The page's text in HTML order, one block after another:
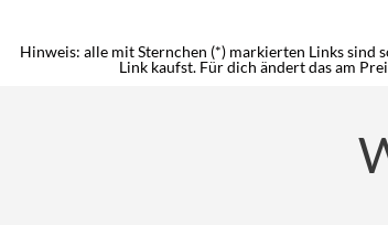
Hinweis: alle mit Sternchen (*) markierten Links sind
Link kaufst. Für dich ändert das am